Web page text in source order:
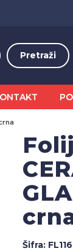
Šifra: